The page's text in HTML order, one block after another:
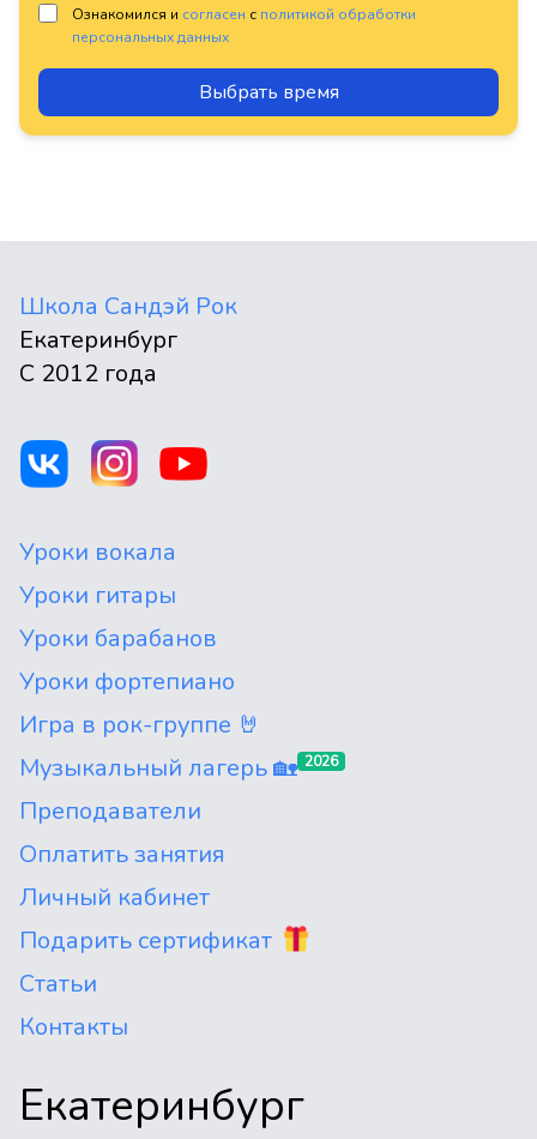
Ознакомился и согласен с политикой обработки
персональных данных
Выбрать время
Школа Сандэй Рок
Екатеринбург
С 2012 года
Уроки вокала
Уроки гитары
Уроки барабанов
Уроки фортепиано
Игра в рок-группе 🤘
Музыкальный лагерь 🏡 2026
Преподаватели
Оплатить занятия
Личный кабинет
Подарить сертификат
Статьи
Контакты
Екатеринбург